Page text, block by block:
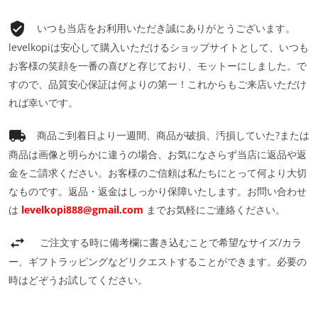
いつも当店をお利用いただき誠にありがとうございます。
levelkopiは安心して購入いただけるショップサイトとして、いつも
お客様の笑顔を一番の喜びと存じており、モットーにしました。で
すので、品質安心保証は何よりの第一！これからもご来店いただけ
れば幸いです。
商品ご到着日より一週間、商品が破損、汚損していた?または
商品は画像と明らかに違うの場合、お気になさらず当店に返品や返
金をご請求ください。お客様のご信頼は私たちにとって何より大切
なものです。返品・返金はしっかり保障いたします。お問い合わせ
は levelkopi888@gmail.com までお気軽にご連絡ください。
ご注文する時に備考欄に書き込むことで希望なサイズ/カラ
ー、ギフトラッピングなどリクエストすることができます。必要の
時はどぞうお試してください。